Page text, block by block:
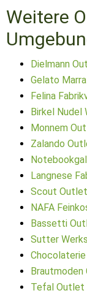
Weitere
Dielmann
Gelato
Felina
Birkel Nudel
Monnem
Zalando
Langnese
Scout
NAFA
Bassetti
Sutter
Tefal Outlet